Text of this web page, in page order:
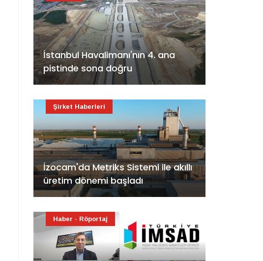
İstanbul Havalimanı'nın 4. ana
pistinde sona doğru
İzocam'da Metriks Sistemi ile akıllı
üretim dönemi başladı
Şirket Haberleri
Haber - Röportaj